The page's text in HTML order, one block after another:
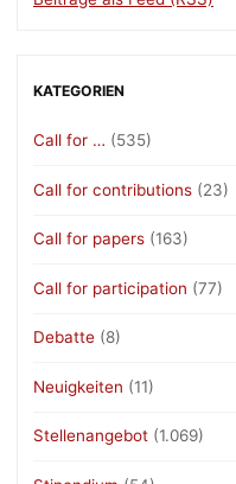
KATEGORIEN
Call for … (535)
Call for contributions (23)
Call for papers (163)
Call for participation (77)
Debatte (8)
Neuigkeiten (11)
Stellenangebot (1.069)